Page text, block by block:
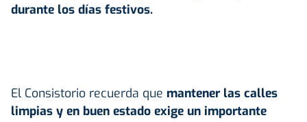
durante los días festivos.
El Consistorio recuerda que mantener las calles
limpias y en buen estado exige un importante